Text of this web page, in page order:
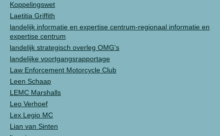
Koppelingswet
Laetitia Griffith
landelijk informatie en expertise centrum-regionaal informatie en
expertise centrum
landelijk strategisch overleg OMG's
landelijke voortgangsrapportage
Law Enforcement Motorcycle Club
Leen Schaap
LEMC Marshalls
Leo Verhoef
Lex Legio MC
Lian van Sinten